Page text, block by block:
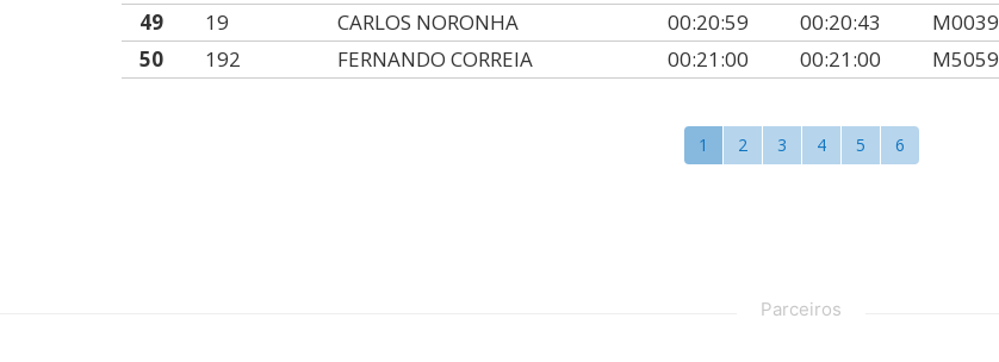
49
19 CARLOS NORONHA 00:20:59 00:20:43 M0039
50
192 FERNANDO CORREIA 00:21:00 00:21:00 M5059
1 2 3 4 5 6
Parceiros